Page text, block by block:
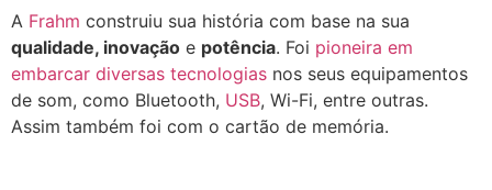
A Frahm construiu sua história com base na sua
qualidade, inovação e potência. Foi pioneira em
embarcar diversas tecnologias nos seus equipamentos
de som, como Bluetooth, USB, Wi-Fi, entre outras.
Assim também foi com o cartão de memória.